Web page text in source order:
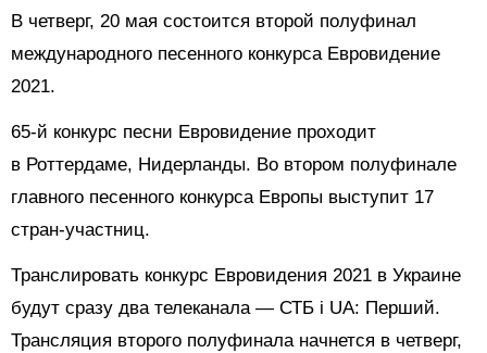
В четверг, 20 мая состоится второй полуфинал
международного песенного конкурса Евровидение
2021.
65-й конкурс песни Евровидение проходит
в Роттердаме, Нидерланды. Во втором полуфинале
главного песенного конкурса Европы выступит 17
стран-участниц.
Транслировать конкурс Евровидения 2021 в Украине
будут сразу два телеканала — СТБ і UA: Перший.
Трансляция второго полуфинала начнется в четверг,